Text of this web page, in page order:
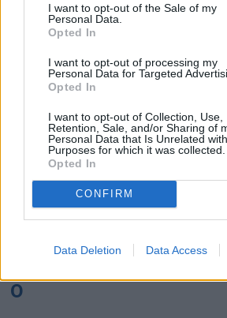
I want to opt-out of the Sale of my
Personal Data.
Opted In
I want to opt-out of processing my
Personal Data for Targeted
Opted In
I want to opt-out of Collection, Use,
Retention, Sale, and/or Sharing of
Personal Data that Is Unrelated
Purposes for which it was collected.
Opted In
CONFIRM
Data Deletion Data Access
Lanzarote Larnaka Lefkas
Los Angeles
Lund
Mangalia Marseille
Mexico City
Miami
N
New York Norrköping
O